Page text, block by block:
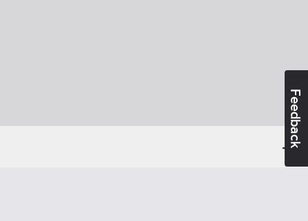
Feedback